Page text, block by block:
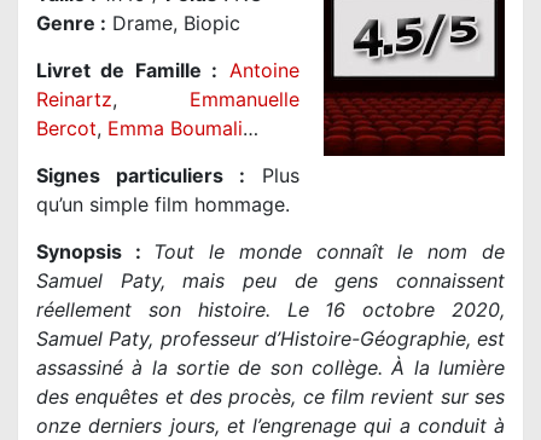
Genre : Drame, Biopic
Livret de Famille : Antoine
Reinartz, Emmanuelle
Bercot, Emma Boumali…
Signes particuliers : Plus
qu’un simple film hommage.
Synopsis : Tout le monde connaît le nom de
Samuel Paty, mais peu de gens connaissent
réellement son histoire. Le 16 octobre 2020,
Samuel Paty, professeur d’Histoire-Géographie, est
assassiné à la sortie de son collège. À la lumière
des enquêtes et des procès, ce film revient sur ses
onze derniers jours, et l’engrenage qui a conduit à